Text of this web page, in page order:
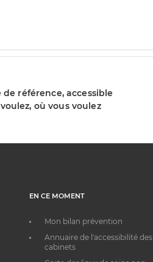
de référence, accessible
où vous voulez
EN CE MOMENT
Mon bilan prévention
Annuaire de l'accessibilité des
cabinets